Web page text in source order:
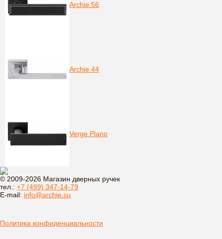
Archie 56
Archie 44
Verge Plano
© 2009-2026 Магазин дверных ручек
тел.: +7 (499) 347-14-79
E-mail: info@archie.su
Политика конфиденциальности